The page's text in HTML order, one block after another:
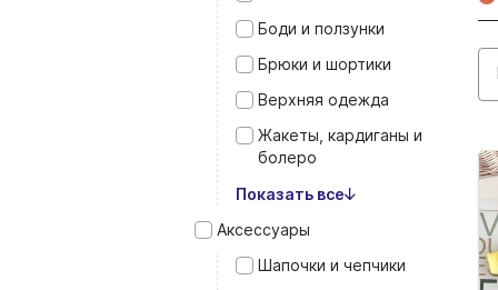
Боди и ползунки
Брюки и шортики
Верхняя одежда
Жакеты, кардиганы и
болеро
Показать все
Аксессуары
Шапочки и чепчики